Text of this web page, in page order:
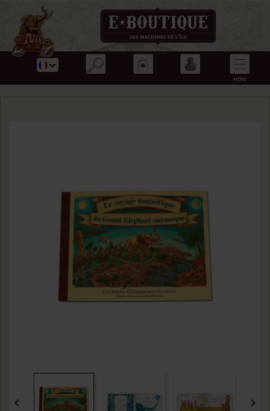
 